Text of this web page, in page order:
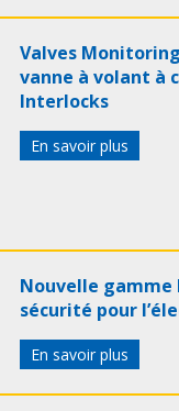
Valves
vanne à volant à
Interlocks
En savoir plus
Nouvelle gamme
sécurité pour
En savoir plus